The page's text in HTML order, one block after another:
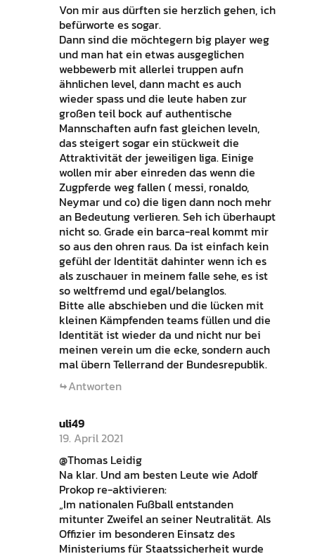
Von mir aus dürften sie herzlich gehen, ich
befürworte es sogar.
Dann sind die möchtegern big player weg
und man hat ein etwas ausgeglichen
webbewerb mit allerlei truppen aufn
ähnlichen level, dann macht es auch
wieder spass und die leute haben zur
großen teil bock auf authentische
Mannschaften aufn fast gleichen leveln,
das steigert sogar ein stückweit die
Attraktivität der jeweiligen liga. Einige
wollen mir aber einreden das wenn die
Zugpferde weg fallen ( messi, ronaldo,
Neymar und co) die ligen dann noch mehr
an Bedeutung verlieren. Seh ich überhaupt
nicht so. Grade ein barca-real kommt mir
so aus den ohren raus. Da ist einfach kein
gefühl der Identität dahinter wenn ich es
als zuschauer in meinem falle sehe, es ist
so weltfremd und egal/belanglos.
Bitte alle abschieben und die lücken mit
kleinen Kämpfenden teams füllen und die
Identität ist wieder da und nicht nur bei
meinen verein um die ecke, sondern auch
mal übern Tellerrand der Bundesrepublik.
Antworten
uli49
19. April 2021
@Thomas Leidig
Na klar. Und am besten Leute wie Adolf
Prokop re-aktivieren:
„Im nationalen Fußball entstanden
mitunter Zweifel an seiner Neutralität. Als
Offizier im besonderen Einsatz des
Ministeriums für Staatssicherheit wurde